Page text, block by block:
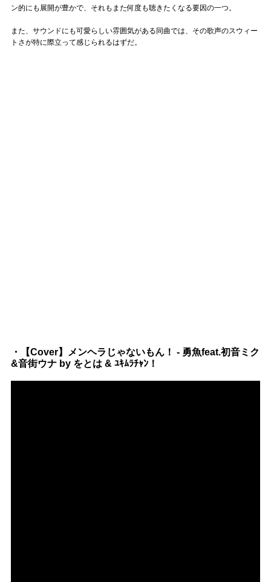
ン的にも展開が豊かで、それもまた何度も聴きたくなる要因の一つ。
また、サウンドにも可愛らしい雰囲気がある同曲では、その歌声のスウィー
トさが特に際立って感じられるはずだ。
・【Cover】メンヘラじゃないもん！ - 勇魚feat.初音ミク
&音街ウナ by をとは & ﾕｷﾑﾗﾁｬﾝ！